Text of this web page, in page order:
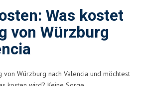
Was kostet
von Würzburg
von Würzburg nach Valencia und möchtest